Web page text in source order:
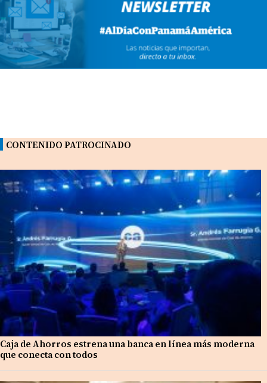
CONTENIDO PATROCINADO
Caja de Ahorros estrena una banca en línea más moderna
que conecta con todos